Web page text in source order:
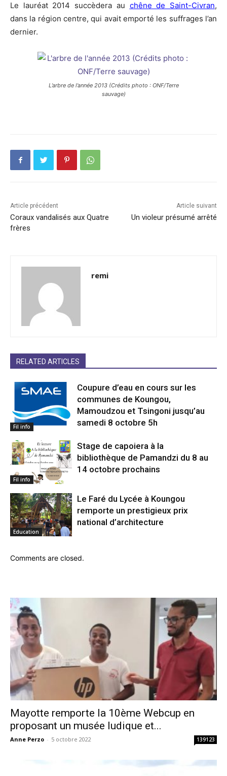
Le lauréat 2014 succèdera au chêne de Saint-Civran,
dans la région centre, qui avait emporté les suffrages l’an
dernier.
L’arbre de l’année 2013 (Crédits photo : ONF/Terre
sauvage)
Article précédent
Coraux vandalisés aux Quatre
frères
Article suivant
Un violeur présumé arrêté
remi
RELATED ARTICLES
Fil info
Coupure d’eau en cours sur les
communes de Koungou,
Mamoudzou et Tsingoni jusqu’au
samedi 8 octobre 5h
Fil info
Stage de capoiera à la
bibliothèque de Pamandzi du 8 au
14 octobre prochains
Education
Le Faré du Lycée à Koungou
remporte un prestigieux prix
national d’architecture
Comments are closed.
Mayotte remporte la 10ème Webcup en
proposant un musée ludique et...
Anne Perzo - 5 octobre 2022 139123